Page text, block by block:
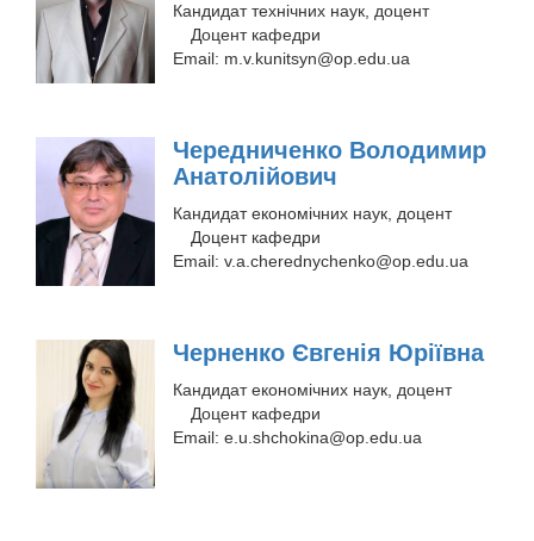
Кандидат технічних наук, доцент
Доцент кафедри
Email: m.v.kunitsyn@op.edu.ua
Чередниченко Володимир
Анатолійович
Кандидат економічних наук, доцент
Доцент кафедри
Email: v.a.cherednychenko@op.edu.ua
Черненко Євгенія Юріївна
Кандидат економічних наук, доцент
Доцент кафедри
Email: e.u.shchokina@op.edu.ua